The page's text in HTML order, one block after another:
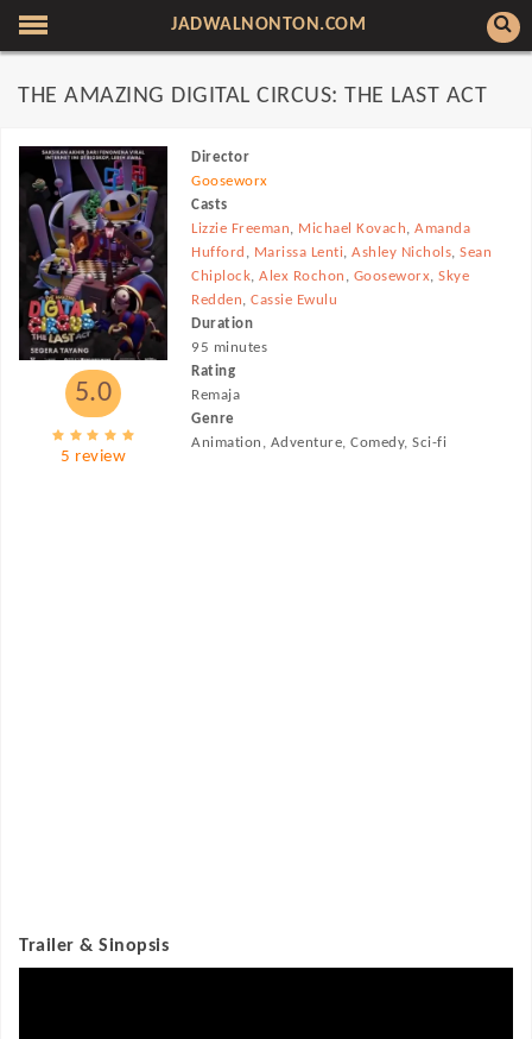
JADWALNONTON.COM
THE AMAZING DIGITAL CIRCUS: THE LAST ACT
5.0
5 review
Director
Gooseworx
Casts
Lizzie Freeman, Michael Kovach,Amanda
Hufford , Marissa Lenti,Ashley Nichols,Sean
Chiplock,Alex Rochon , Gooseworx,Skye
Redden,Cassie Ewulu
Duration
95 minutes
Rating
Remaja
Genre
Animation, Adventure, Comedy, Sci-fi
Trailer & Sinopsis